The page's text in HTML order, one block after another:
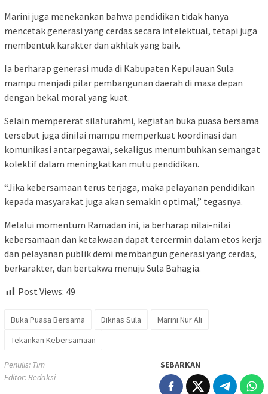
Marini juga menekankan bahwa pendidikan tidak hanya
mencetak generasi yang cerdas secara intelektual, tetapi juga
membentuk karakter dan akhlak yang baik.
Ia berharap generasi muda di Kabupaten Kepulauan Sula
mampu menjadi pilar pembangunan daerah di masa depan
dengan bekal moral yang kuat.
Selain mempererat silaturahmi, kegiatan buka puasa bersama
tersebut juga dinilai mampu memperkuat koordinasi dan
komunikasi antarpegawai, sekaligus menumbuhkan semangat
kolektif dalam meningkatkan mutu pendidikan.
“Jika kebersamaan terus terjaga, maka pelayanan pendidikan
kepada masyarakat juga akan semakin optimal,” tegasnya.
Melalui momentum Ramadan ini, ia berharap nilai-nilai
kebersamaan dan ketakwaan dapat tercermin dalam etos kerja
dan pelayanan publik demi membangun generasi yang cerdas,
berkarakter, dan bertakwa menuju Sula Bahagia.
Post Views: 49
Buka Puasa Bersama Diknas Sula
Marini Nur Ali
Tekankan Kebersamaan
Penulis: Tim
Editor: Redaksi
SEBARKAN